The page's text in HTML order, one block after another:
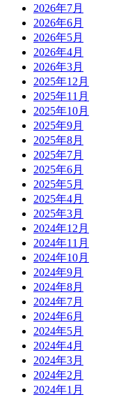
2026年7月
2026年6月
2026年5月
2026年4月
2026年3月
2025年12月
2025年11月
2025年10月
2025年9月
2025年8月
2025年7月
2025年6月
2025年5月
2025年4月
2025年3月
2024年12月
2024年11月
2024年10月
2024年9月
2024年8月
2024年7月
2024年6月
2024年5月
2024年4月
2024年3月
2024年2月
2024年1月